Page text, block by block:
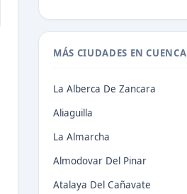
MÁS CIUDADES EN CUENCA
La Alberca De Zancara
Aliaguilla
La Almarcha
Almodovar Del Pinar
Atalaya Del Cañavate